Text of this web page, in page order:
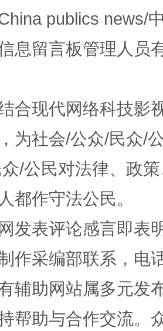
工荒背后
药下症？
警钟！ 谢
publics news/
息留言板管理人员
合现代网络科技影
为社会/公众/民众/
/公民对法律、政
都作守法公民。
发表评论感言即表
作采编部联系，电
辅助网站属多元发
帮助与合作交流。